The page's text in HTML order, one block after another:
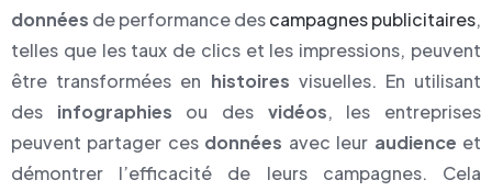
données de performance descampagnes publicitaires,
telles que les taux de clics et les impressions, peuvent
être transformées en histoires visuelles. En utilisant
des infographies ou des vidéos, les entreprises
peuvent partager ces données avec leur audience et
démontrer l’efficacité de leurs campagnes. Cela